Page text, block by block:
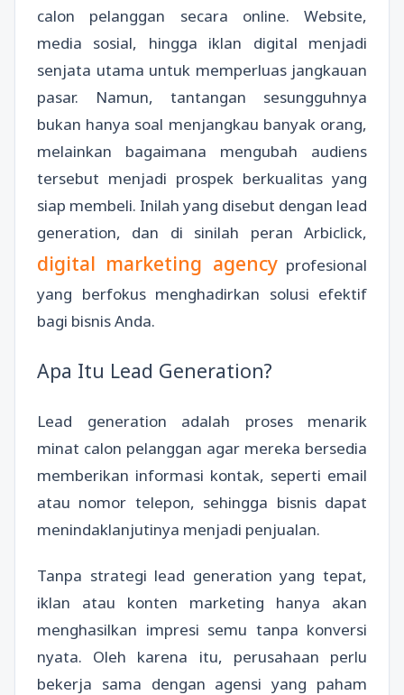
calon pelanggan secara online. Website,
media sosial, hingga iklan digital menjadi
senjata utama untuk memperluas jangkauan
pasar. Namun, tantangan sesungguhnya
bukan hanya soal menjangkau banyak orang,
melainkan bagaimana mengubah audiens
tersebut menjadi prospek berkualitas yang
siap membeli. Inilah yang disebut dengan lead
generation, dan di sinilah peran Arbiclick,
digital marketing agencyprofesional
yang berfokus menghadirkan solusi efektif
bagi bisnis Anda.
Apa Itu Lead Generation?
Lead generation adalah proses menarik
minat calon pelanggan agar mereka bersedia
memberikan informasi kontak, seperti email
atau nomor telepon, sehingga bisnis dapat
menindaklanjutinya menjadi penjualan.
Tanpa strategi lead generation yang tepat,
iklan atau konten marketing hanya akan
menghasilkan impresi semu tanpa konversi
nyata. Oleh karena itu, perusahaan perlu
bekerja sama dengan agensi yang paham